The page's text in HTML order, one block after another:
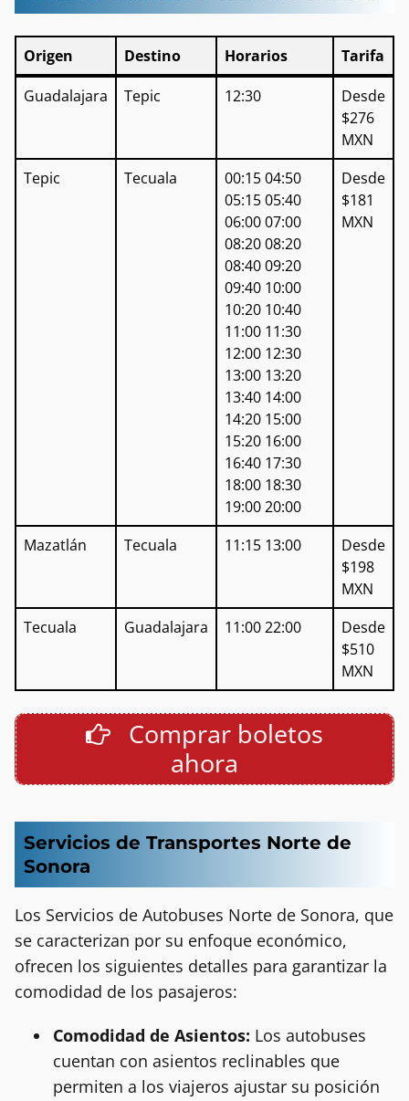
Origen Destino Horarios
Tarifa
Origen
Destino Horarios Tarifa
Guadalajara Tepic 12:30
Desde
$276
MXN
Tepic
Tecuala
00:15 04:50
05:15 05:40
06:00 07:00
08:20 08:20
08:40 09:20
09:40 10:00
10:20 10:40
11:00 11:30
12:00 12:30
13:00 13:20
13:40 14:00
14:20 15:00
15:20 16:00
16:40 17:30
18:00 18:30
19:00 20:00
Desde
$181
MXN
Mazatlán Tecuala 11:15 13:00
Desde
$198
MXN
Tecuala
Guadalajara 11:00 22:00
Desde
$510
MXN
Comprar boletos
ahora
Servicios de Transportes Norte de
Sonora
Los Servicios de Autobuses Norte de Sonora, que
se caracterizan por su enfoque económico,
ofrecen los siguientes detalles para garantizar la
comodidad de los pasajeros:
Comodidad de Asientos: Los autobuses
cuentan con asientos reclinables que
permiten a los viajeros ajustar su posición